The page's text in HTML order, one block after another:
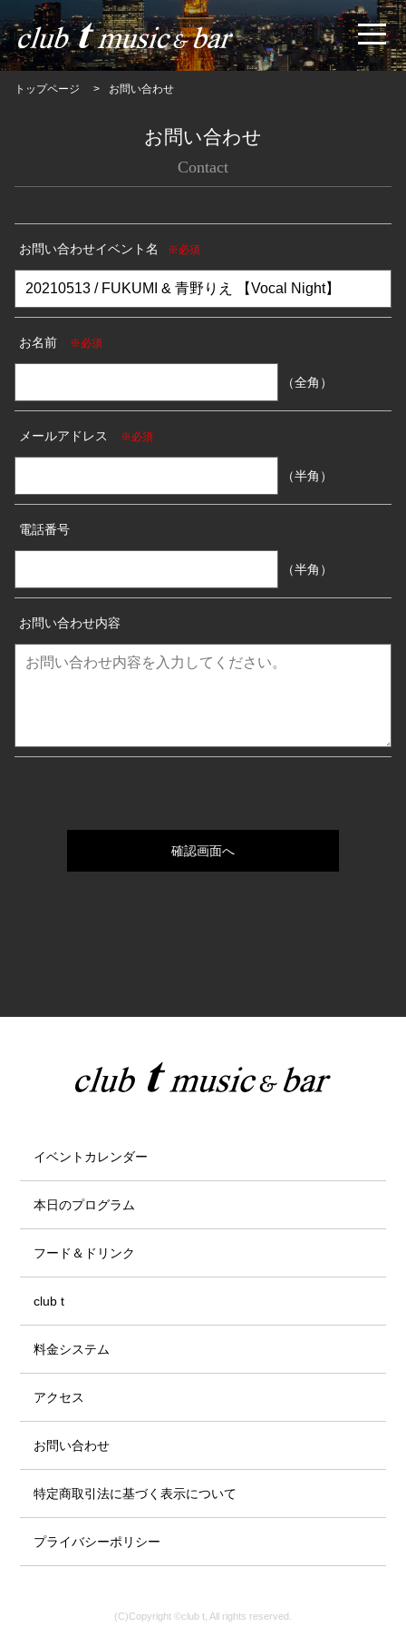
トップページ お問い合わせ
お問い合わせ
Contact
お問い合わせイベント名 ※必須
お名前 ※必須
（全角）
メールアドレス ※必須
（半角）
電話番号
（半角）
お問い合わせ内容
イベントカレンダー
本日のプログラム
フード＆ドリンク
club t
料金システム
アクセス
お問い合わせ
特定商取引法に基づく表示について
プライバシーポリシー
(C)Copyright ©club t, All rights reserved.